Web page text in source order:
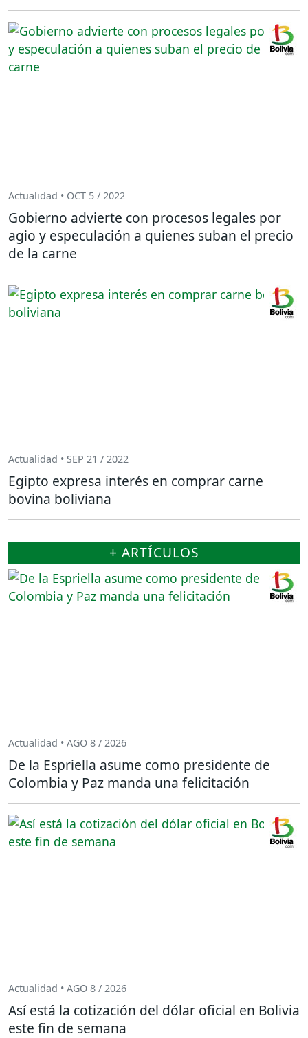
Actualidad • OCT 5 / 2022
Gobierno advierte con procesos legales por
agio y especulación a quienes suban el precio
de la carne
Actualidad • SEP 21 / 2022
Egipto expresa interés en comprar carne
bovina boliviana
+ ARTÍCULOS
Actualidad • AGO 8 / 2026
De la Espriella asume como presidente de
Colombia y Paz manda una felicitación
Actualidad • AGO 8 / 2026
Así está la cotización del dólar oficial en Bolivia
este fin de semana